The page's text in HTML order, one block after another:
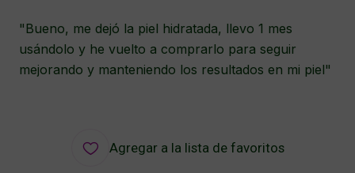
"Bueno, me dejó la piel hidratada, llevo 1 mes
usándolo y he vuelto a comprarlo para seguir
mejorando y manteniendo los resultados en mi piel"
Agregar a la lista de favoritos